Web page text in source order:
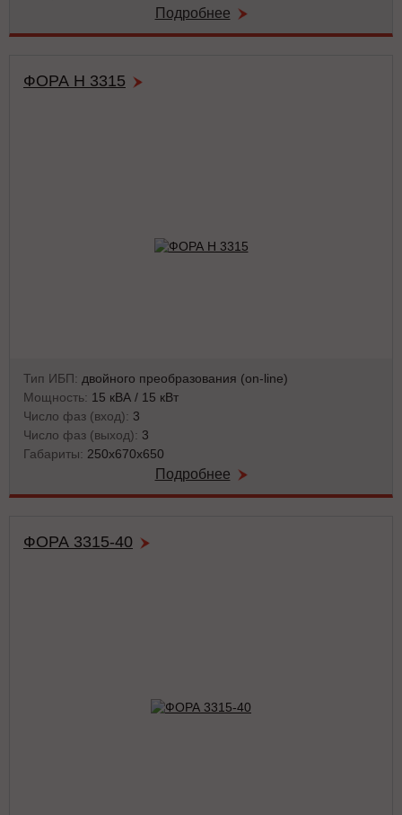
Подробнее
ФОРА Н 3315
Тип ИБП: двойного преобразования (on-line)
Мощность: 15 кВА / 15 кВт
Число фаз (вход): 3
Число фаз (выход): 3
Габариты: 250x670x650
Подробнее
ФОРА 3315-40